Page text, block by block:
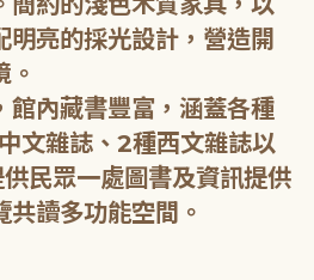
明亮的採光設計，營造開
。
內藏書豐富，涵蓋各種
文雜誌、2種西文雜誌以
民眾一處圖書及資訊提供